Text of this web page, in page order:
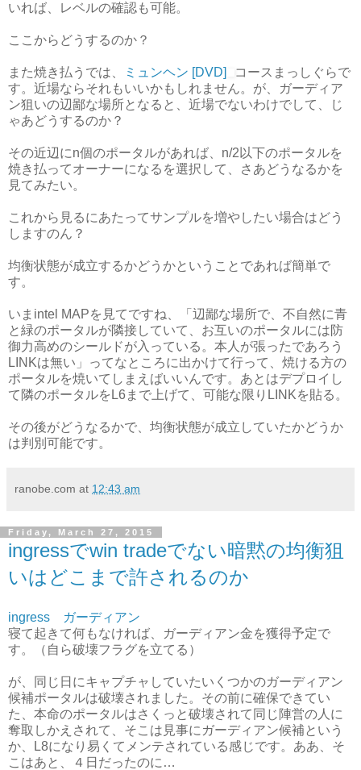
いれば、レベルの確認も可能。
ここからどうするのか？
また焼き払うでは、 ミュンヘン [DVD]
コースまっしぐらで
す。近場ならそれもいいかもしれません。が、ガーディア
ン狙いの辺鄙な場所となると、近場でないわけでして、じ
ゃあどうするのか？
その近辺にn個のポータルがあれば、n/2以下のポータルを
焼き払ってオーナーになるを選択して、さあどうなるかを
見てみたい。
これから見るにあたってサンプルを増やしたい場合はどう
しますのん？
均衡状態が成立するかどうかということであれば簡単で
す。
いまintel MAPを見てですね、「辺鄙な場所で、不自然に青
と緑のポータルが隣接していて、お互いのポータルには防
御力高めのシールドが入っている。本人が張ったであろう
LINKは無い」ってなところに出かけて行って、焼ける方の
ポータルを焼いてしまえばいいんです。あとはデプロイし
て隣のポータルをL6まで上げて、可能な限りLINKを貼る。
その後がどうなるかで、均衡状態が成立していたかどうか
は判別可能です。
ranobe.com at 12:43 am
Friday, March 27, 2015
ingressでwin tradeでない暗黙の均衡狙
いはどこまで許されるのか
ingress ガーディアン
寝て起きて何もなければ、ガーディアン金を獲得予定で
す。（自ら破壊フラグを立てる）
が、同じ日にキャプチャしていたいくつかのガーディアン
候補ポータルは破壊されました。その前に確保できてい
た、本命のポータルはさくっと破壊されて同じ陣営の人に
奪取しかえされて、そこは見事にガーディアン候補という
か、L8になり易くてメンテされている感じです。ああ、そ
こはあと、４日だったのに…